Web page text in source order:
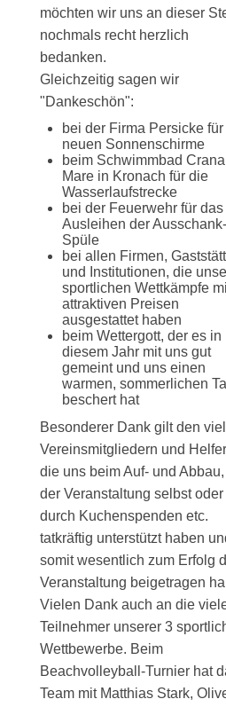
möchten wir uns an dieser
nochmals recht herzlich
bedanken.
Gleichzeitig sagen wir
"Dankeschön":
bei der Firma Persicke
neuen Sonnenschirme
beim Schwimmbad Crana
Mare in Kronach für die
Wasserlaufstrecke
bei der Feuerwehr für das
Ausleihen der Ausschank-
Spüle
bei allen Firmen,
und Institutionen, die
sportlichen Wettkämpfe
attraktiven Preisen
ausgestattet haben
beim Wettergott, der es in
diesem Jahr mit uns gut
gemeint und uns einen
warmen, sommerlichen
beschert hat
Besonderer Dank gilt den
Vereinsmitgliedern und
die uns beim Auf- und
der Veranstaltung selbst oder
durch Kuchenspenden etc.
tatkräftig unterstützt haben
somit wesentlich zum Erfolg
Veranstaltung beigetragen
Vielen Dank auch an die
Teilnehmer unserer 3
Wettbewerbe. Beim
Beachvolleyball-Turnier hat
Team mit Matthias Stark,